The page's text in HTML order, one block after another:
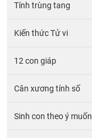
Tính trùng tang
Kiến thức Tử vi
12 con giáp
Cân xương tính số
Sinh con theo ý muốn